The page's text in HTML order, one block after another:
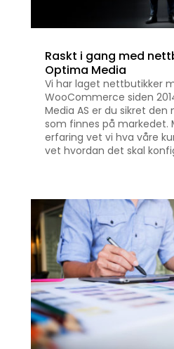
Raskt i gang med
Optima Media
Vi har laget nettbutikker
WooCommerce siden
Media AS er du sikret
som finnes på markedet.
erfaring vet vi hva våre
vet hvordan det skal